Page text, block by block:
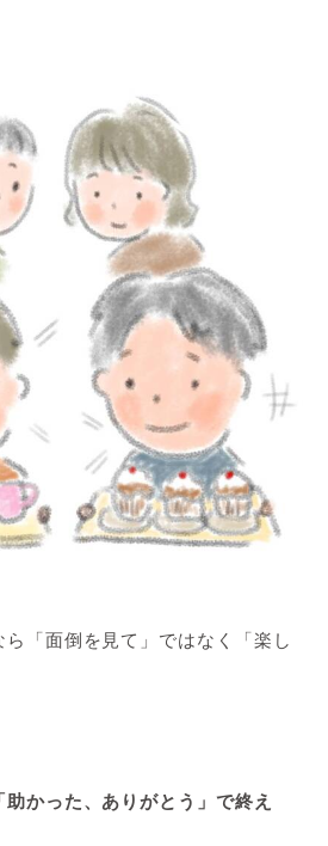
「面倒を見て」ではなく「楽し
かった、ありがとう」で終え